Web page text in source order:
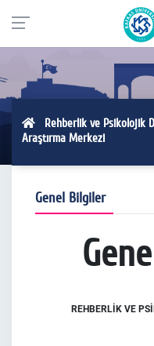
Rehberlik ve Psikolojik
Araştırma Merkezi
Genel Bilgiler
REHBERLİK VE